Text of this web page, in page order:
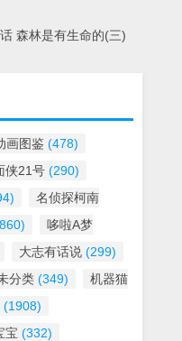
森林是有生命的(三)
画图鉴 (478)
侠21号 (290)
名侦探柯南
哆啦A梦
大志有话说 (299)
分类 (349)
机器猫
(1908)
宝 (332)